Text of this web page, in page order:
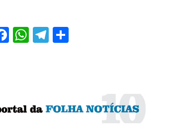
Facebook
WhatsApp
Telegram